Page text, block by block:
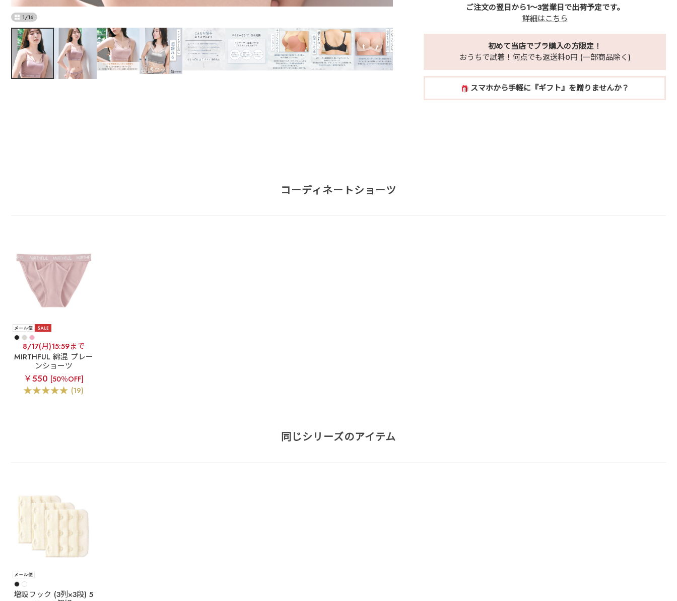
1/16
ご注文の翌日から1～3営業日で出荷予定です。
詳細はこちら
初めて当店でブラ購入の方限定！
おうちで試着！何点でも返送料0円 (一部商品除く)
スマホから手軽に『ギフト』を贈りませんか？
コーディネートショーツ
8/17(月)15:59まで
MIRTHFUL 綿混 プレー
ンショーツ
￥550 [50％OFF]
(19)
同じシリーズのアイテム
増設フック (3列×3段) 5